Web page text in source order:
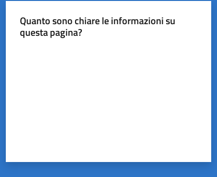
Quanto sono chiare le informazioni su
questa pagina?